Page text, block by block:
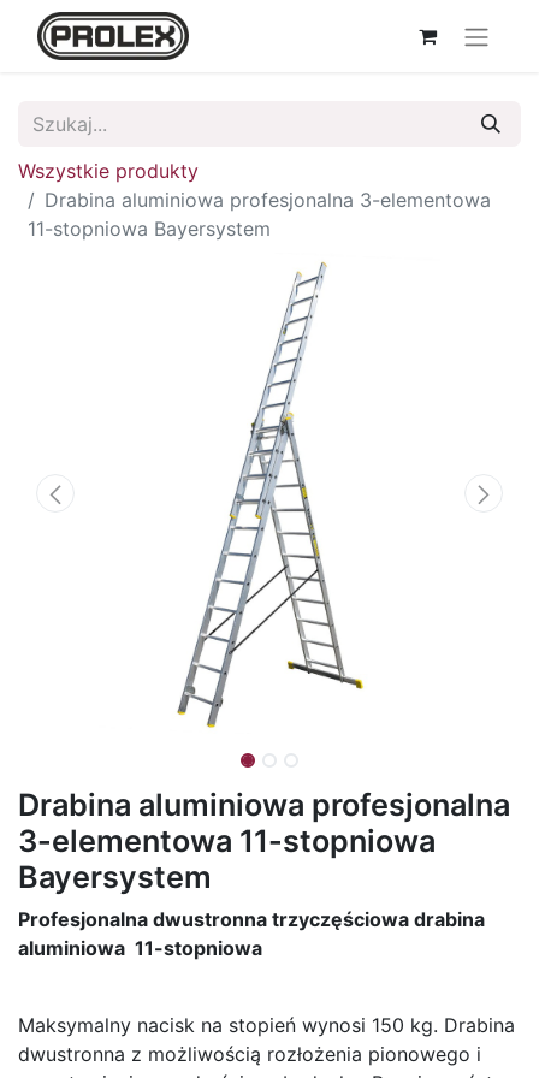
Wszystkie produkty
Drabina aluminiowa profesjonalna 3-elementowa
11-stopniowa Bayersystem
Drabina aluminiowa profesjonalna
3-elementowa 11-stopniowa
Bayersystem
Profesjonalna dwustronna trzyczęściowa drabina
aluminiowa 11-stopniowa
Maksymalny nacisk na stopień wynosi 150 kg. Drabina
dwustronna z możliwością rozłożenia pionowego i